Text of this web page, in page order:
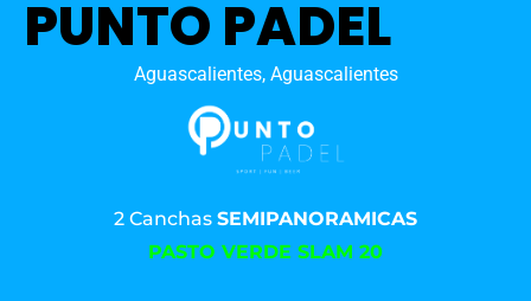
PUNTO PADEL
Aguascalientes, Aguascalientes
2 Canchas SEMIPANORAMICAS
PASTO VERDE SLAM 20